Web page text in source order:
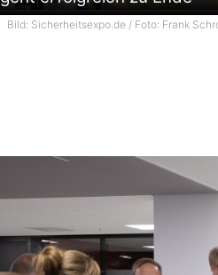
Bild: Sicherheitsexpo.de / Foto: Frank